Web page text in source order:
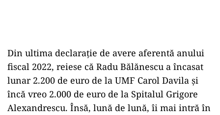
Din ultima declarație de avere aferentă anului
fiscal 2022, reiese că Radu Bălănescu a încasat
lunar 2.200 de euro de la UMF Carol Davila și
încă vreo 2.000 de euro de la Spitalul Grigore
Alexandrescu. Însă, lună de lună, îi mai intră în